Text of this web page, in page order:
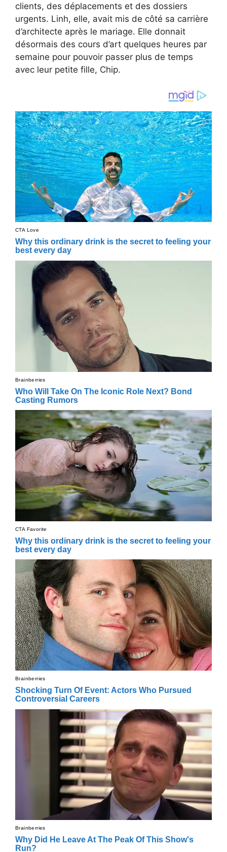
clients, des déplacements et des dossiers
urgents. Linh, elle, avait mis de côté sa carrière
d’architecte après le mariage. Elle donnait
désormais des cours d’art quelques heures par
semaine pour pouvoir passer plus de temps
avec leur petite fille, Chip.